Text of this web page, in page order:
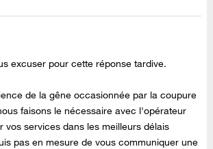
excuser pour cette réponse tardive.
de la gêne occasionnée par la coupure
faisons le nécessaire avec l'opérateur
vos services dans les meilleurs délais
pas en mesure de vous communiquer une